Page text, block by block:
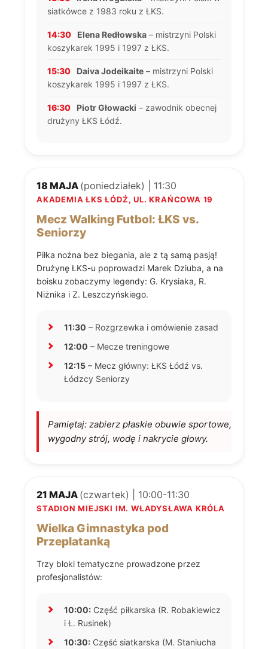
siatkówce z 1983 roku z ŁKS.
14:30 Elena Redłowska – mistrzyni Polski
koszykarek 1995 i 1997 z ŁKS.
15:30 Daiva Jodeikaite – mistrzyni Polski
koszykarek 1995 i 1997 z ŁKS.
16:30 Piotr Głowacki – zawodnik obecnej
drużyny ŁKS Łódź.
18 MAJA (poniedziałek) | 11:30
AKADEMIA ŁKS ŁÓDŹ, UL. KRAŃCOWA 19
Mecz Walking Futbol: ŁKS vs.
Seniorzy
Piłka nożna bez biegania, ale z tą samą pasją!
Drużynę ŁKS-u poprowadzi Marek Dziuba, a na
boisku zobaczymy legendy: G. Krysiaka, R.
Niżnika i Z. Leszczyńskiego.
11:30 – Rozgrzewka i omówienie zasad
12:00 – Mecze treningowe
12:15 – Mecz główny: ŁKS Łódź vs.
Łódzcy Seniorzy
Pamiętaj: zabierz płaskie obuwie sportowe,
wygodny strój, wodę i nakrycie głowy.
21 MAJA (czwartek) | 10:00-11:30
STADION MIEJSKI IM. WŁADYSŁAWA KRÓLA
Wielka Gimnastyka pod
Przeplatanką
Trzy bloki tematyczne prowadzone przez
profesjonalistów:
10:00: Część piłkarska (R. Robakiewicz
i Ł. Rusinek)
10:30: Część siatkarska (M. Staniucha